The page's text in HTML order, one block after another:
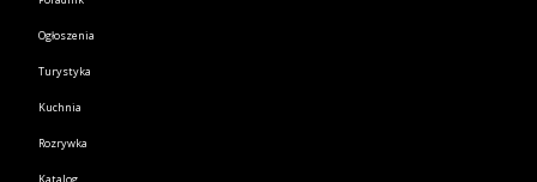
Ogłoszenia
Turystyka
Kuchnia
Rozrywka